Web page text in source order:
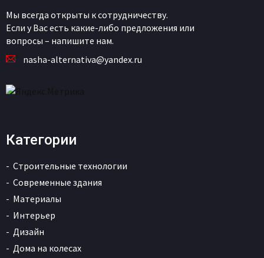
Мы всегда открыты к сотрудничеству.
Если у Вас есть какие-либо предложения или
вопросы – напишите нам.
nasha-alternativa@yandex.ru
Категории
Строительные технологии
Современные здания
Материалы
Интерьер
Дизайн
Дома на колесах